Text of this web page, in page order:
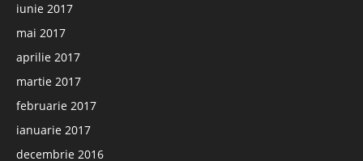
iunie 2017
mai 2017
aprilie 2017
martie 2017
februarie 2017
ianuarie 2017
decembrie 2016